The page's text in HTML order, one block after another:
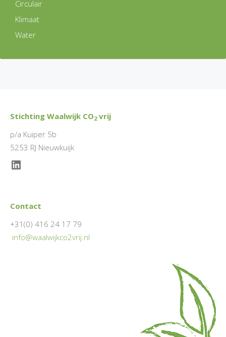
Circulair
Klimaat
Water
Stichting Waalwijk CO2vrij
p/a Kuiper 5b
5253 RJ Nieuwkuijk
LinkedIn
Contact
+31(0) 416 24 17 79
info@waalwijkco2vrij.nl